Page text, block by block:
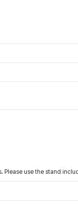
Please use the stand